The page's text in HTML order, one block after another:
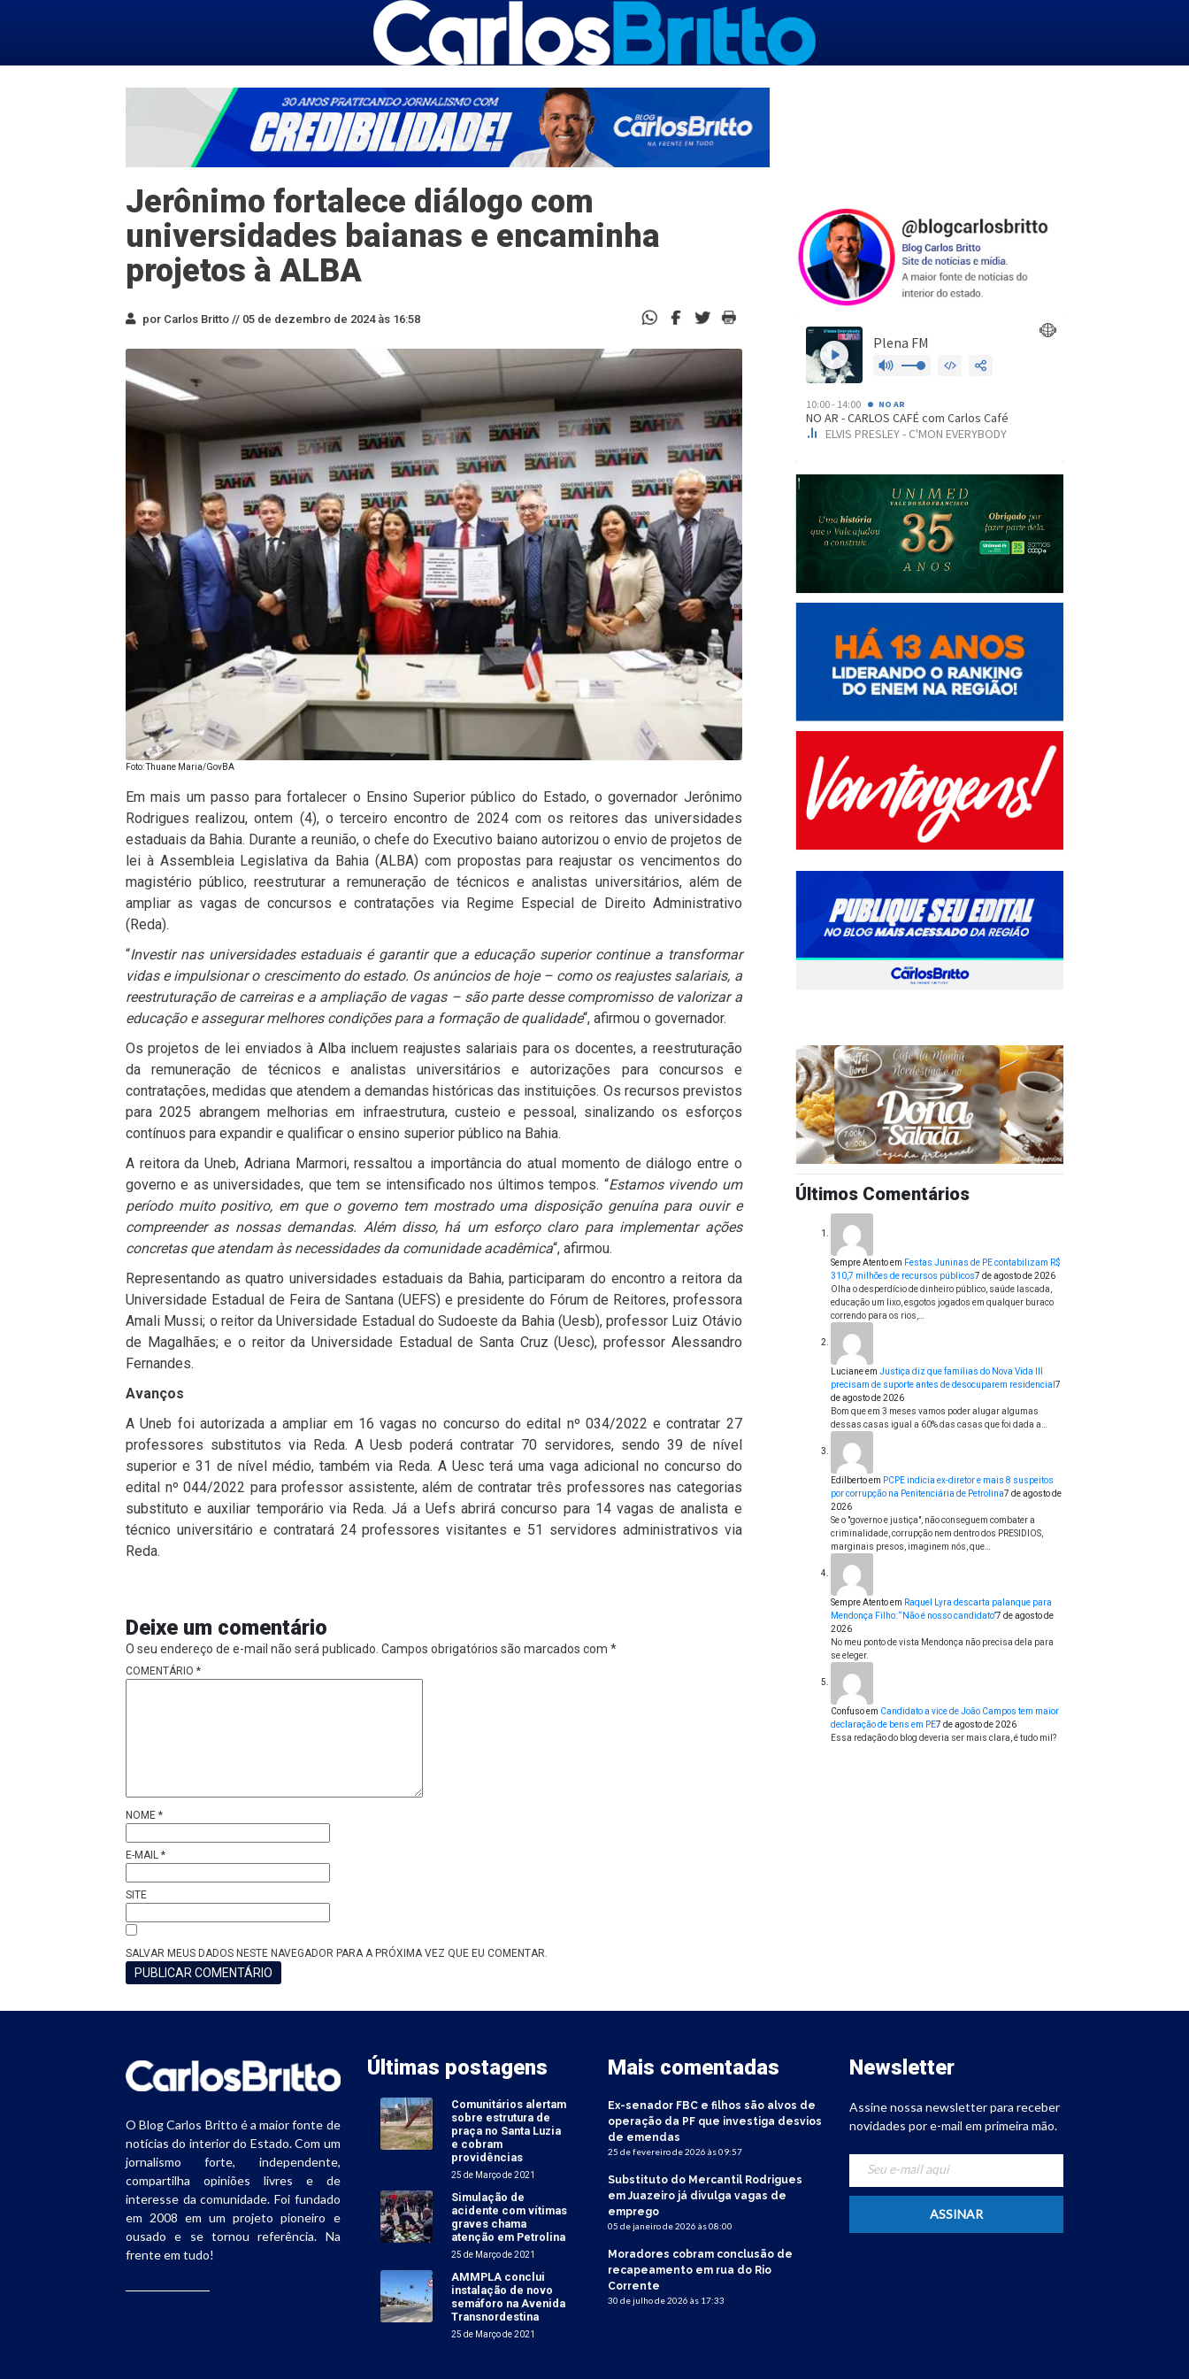
Jerônimo fortalece diálogo com
universidades baianas e encaminha
projetos à ALBA
por Carlos Britto // 05 de dezembro de 2024 às 16:58
Foto: Thuane Maria/GovBA
Em mais um passo para fortalecer o Ensino Superior público do Estado, o governador Jerônimo
Rodrigues realizou, ontem (4), o terceiro encontro de 2024 com os reitores das universidades
estaduais da Bahia. Durante a reunião, o chefe do Executivo baiano autorizou o envio de projetos de
lei à Assembleia Legislativa da Bahia (ALBA) com propostas para reajustar os vencimentos do
magistério público, reestruturar a remuneração de técnicos e analistas universitários, além de
ampliar as vagas de concursos e contratações via Regime Especial de Direito Administrativo
(Reda).
“Investir nas universidades estaduais é garantir que a educação superior continue a transformar
vidas e impulsionar o crescimento do estado. Os anúncios de hoje – como os reajustes salariais, a
reestruturação de carreiras e a ampliação de vagas – são parte desse compromisso de valorizar a
educação e assegurar melhores condições para a formação de qualidade“, afirmou o governador.
Os projetos de lei enviados à Alba incluem reajustes salariais para os docentes, a reestruturação
da remuneração de técnicos e analistas universitários e autorizações para concursos e
contratações, medidas que atendem a demandas históricas das instituições. Os recursos previstos
para 2025 abrangem melhorias em infraestrutura, custeio e pessoal, sinalizando os esforços
contínuos para expandir e qualificar o ensino superior público na Bahia.
A reitora da Uneb, Adriana Marmori, ressaltou a importância do atual momento de diálogo entre o
governo e as universidades, que tem se intensificado nos últimos tempos. “Estamos vivendo um
período muito positivo, em que o governo tem mostrado uma disposição genuína para ouvir e
compreender as nossas demandas. Além disso, há um esforço claro para implementar ações
concretas que atendam às necessidades da comunidade acadêmica“, afirmou.
Representando as quatro universidades estaduais da Bahia, participaram do encontro a reitora da
Universidade Estadual de Feira de Santana (UEFS) e presidente do Fórum de Reitores, professora
Amali Mussi; o reitor da Universidade Estadual do Sudoeste da Bahia (Uesb), professor Luiz Otávio
de Magalhães; e o reitor da Universidade Estadual de Santa Cruz (Uesc), professor Alessandro
Fernandes.
Avanços
A Uneb foi autorizada a ampliar em 16 vagas no concurso do edital nº 034/2022 e contratar 27
professores substitutos via Reda. A Uesb poderá contratar 70 servidores, sendo 39 de nível
superior e 31 de nível médio, também via Reda. A Uesc terá uma vaga adicional no concurso do
edital nº 044/2022 para professor assistente, além de contratar três professores nas categorias
substituto e auxiliar temporário via Reda. Já a Uefs abrirá concurso para 14 vagas de analista e
técnico universitário e contratará 24 professores visitantes e 51 servidores administrativos via
Reda.
Deixe um comentário
O seu endereço de e-mail não será publicado. Campos obrigatórios são marcados com *
COMENTÁRIO *
NOME *
E-MAIL *
SITE
SALVAR MEUS DADOS NESTE NAVEGADOR PARA A PRÓXIMA VEZ QUE EU COMENTAR.
Últimos Comentários
Sempre Atentoem Festas Juninas de PE contabilizam R$
310,7 milhões de recursos públicos7 de agosto de 2026
Olha o desperdício de dinheiro público, saúde lascada,
educação um lixo, esgotos jogados em qualquer buraco
correndo para os rios,…
Lucianeem Justiça diz que famílias do Nova Vida III
precisam de suporte antes de desocuparem residencial 7
de agosto de 2026
Bom que em 3 meses vamos poder alugar algumas
dessas casas igual a 60% das casas que foi dada a…
Edilbertoem PCPE indicia ex-diretor e mais 8 suspeitos
por corrupção na Penitenciária de Petrolina7 de agosto de
2026
Se o "governo e justiça", não conseguem combater a
criminalidade, corrupção nem dentro dos PRESIDIOS,
marginais presos, imaginem nós, que…
Sempre Atentoem Raquel Lyra descarta palanque para
Mendonça Filho: “Não é nosso candidato”7 de agosto de
2026
No meu ponto de vista Mendonça não precisa dela para
se eleger.
Confusoem Candidato a vice de João Campos tem maior
declaração de bens em PE7 de agosto de 2026
Essa redação do blog deveria ser mais clara, é tudo mil?
O Blog Carlos Britto é a maior fonte de
notícias do interior do Estado. Com um
jornalismo forte, independente,
compartilha opiniões livres e de
interesse da comunidade. Foi fundado
em 2008 em um projeto pioneiro e
ousado e se tornou referência. Na
frente em tudo!
Últimas postagens
Comunitários alertam
sobre estrutura de
praça no Santa Luzia
e cobram
providências
25 de Março de 2021
Simulação de
acidente com vítimas
graves chama
atenção em Petrolina
25 de Março de 2021
AMMPLA conclui
instalação de novo
semáforo na Avenida
Transnordestina
25 de Março de 2021
Mais comentadas
Ex-senador FBC e filhos são alvos de
operação da PF que investiga desvios
de emendas
25 de fevereiro de 2026 às 09:57
Substituto do Mercantil Rodrigues
em Juazeiro já divulga vagas de
emprego
05 de janeiro de 2026 às 08:00
Moradores cobram conclusão de
recapeamento em rua do Rio
Corrente
30 de julho de 2026 às 17:33
Newsletter
Assine nossa newsletter para receber
novidades por e-mail em primeira mão.